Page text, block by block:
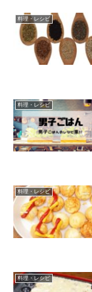
料理・レシピ
料理・レシピ
料理・レシピ
料理・レシピ